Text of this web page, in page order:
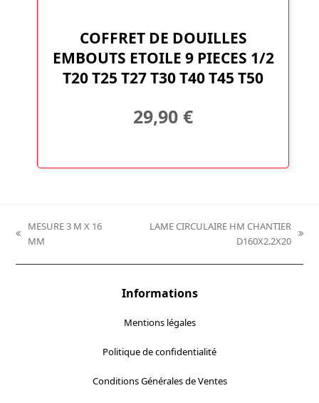
COFFRET DE DOUILLES
EMBOUTS ETOILE 9 PIECES 1/2
T20 T25 T27 T30 T40 T45 T50
29,90 €
previous
MESURE 3 M X 16
MM
LAME CIRCULAIRE HM CHANTIER
D160X2.2X20
Informations
Mentions légales
Politique de confidentialité
Conditions Générales de Ventes